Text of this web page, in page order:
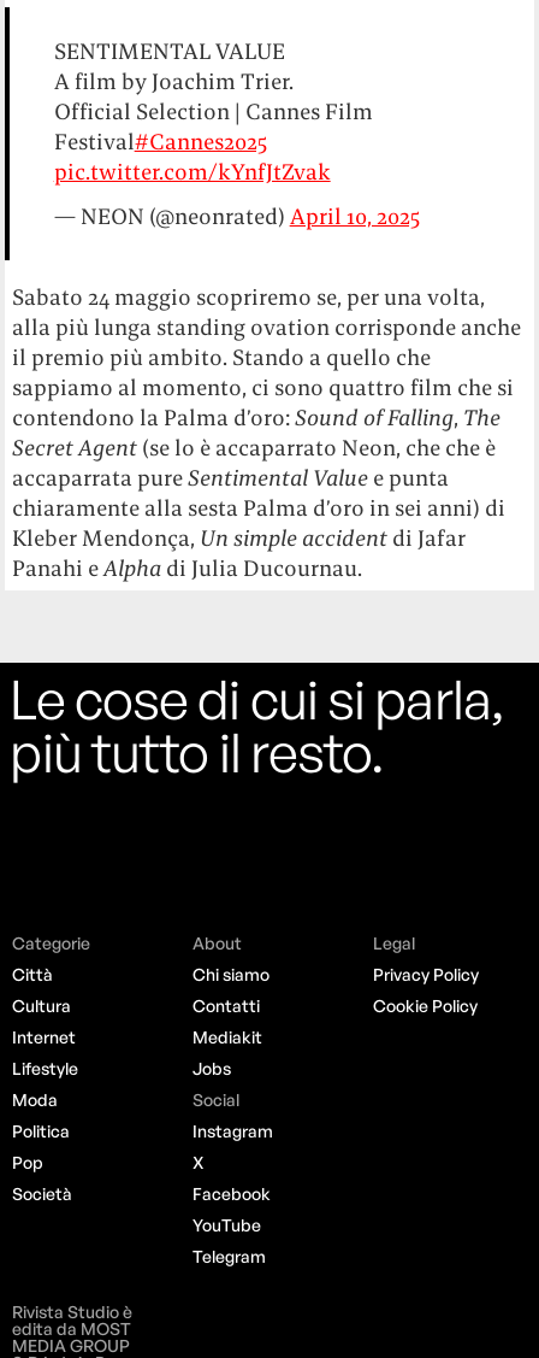
SENTIMENTAL VALUE
A film by Joachim Trier.
Official Selection | Cannes Film
Festival#Cannes2025
pic.twitter.com/kYnfJtZvak
— NEON (@neonrated) April 10, 2025
Sabato 24 maggio scopriremo se, per una volta,
alla più lunga standing ovation corrisponde anche
il premio più ambito. Stando a quello che
sappiamo al momento, ci sono quattro film che si
contendono la Palma d’oro:Sound of Falling, The
Secret Agent (se lo è accaparrato Neon, che che è
accaparrata pureSentimental Value e punta
chiaramente alla sesta Palma d’oro in sei anni) di
Kleber Mendonça, Un simple accident di Jafar
Panahi eAlpha di Julia Ducournau.
Le cose di cui si parla,
più tutto il resto.
Categorie
Città
Cultura
Internet
Lifestyle
Moda
Politica
Pop
Società
About
Chi siamo
Contatti
Mediakit
Jobs
Social
Instagram
X
Facebook
YouTube
Telegram
Legal
Privacy Policy
Cookie Policy
Rivista Studio è
edita da MOST
MEDIA GROUP